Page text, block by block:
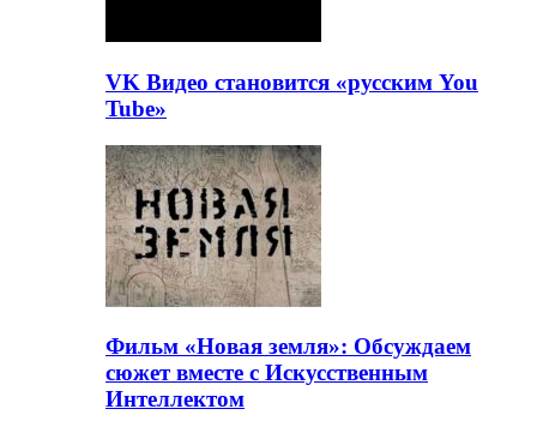
VK Видео становится «русским You
Tube»
Фильм «Новая земля»: Обсуждаем
сюжет вместе с Искусственным
Интеллектом